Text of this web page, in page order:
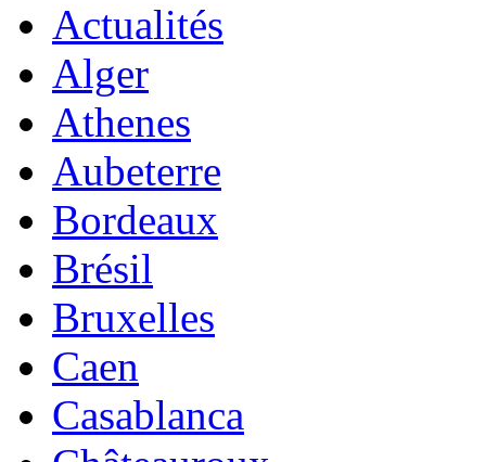
Actualités
Alger
Athenes
Aubeterre
Bordeaux
Brésil
Bruxelles
Caen
Casablanca